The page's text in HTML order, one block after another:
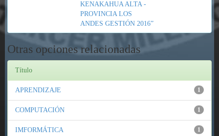
KENAKAHUA ALTA -
PROVINCIA LOS
ANDES GESTIÓN 2016”
Otras opciones relacionadas
Título
1
APRENDIZAJE
1
COMPUTACIÓN
1
IMFORMÁTICA